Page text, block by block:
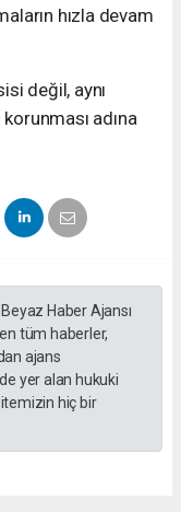
hızla devam
değil, aynı
adına
Haber Ajansı
tüm haberler,
ajans
yer alan hukuki
hiç bir